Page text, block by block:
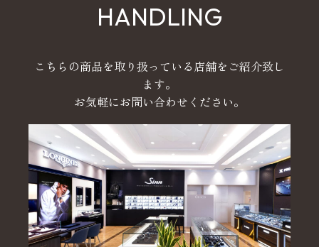
HANDLING
こちらの商品を取り扱っている店舗をご紹介致し
ます。
お気軽にお問い合わせください。